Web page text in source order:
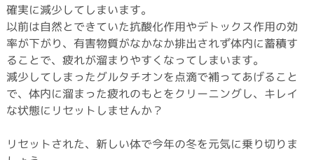
確実に減少してしまいます。
以前は自然とできていた抗酸化作用やデトックス作用の効
率が下がり、有害物質がなかなか排出されず体内に蓄積す
ることで、疲れが溜まりやすくなってしまいます。
減少してしまったグルタチオンを点滴で補ってあげること
で、体内に溜まった疲れのもとをクリーニングし、キレイ
な状態にリセットしませんか？
リセットされた、新しい体で今年の冬を元気に乗り切りま